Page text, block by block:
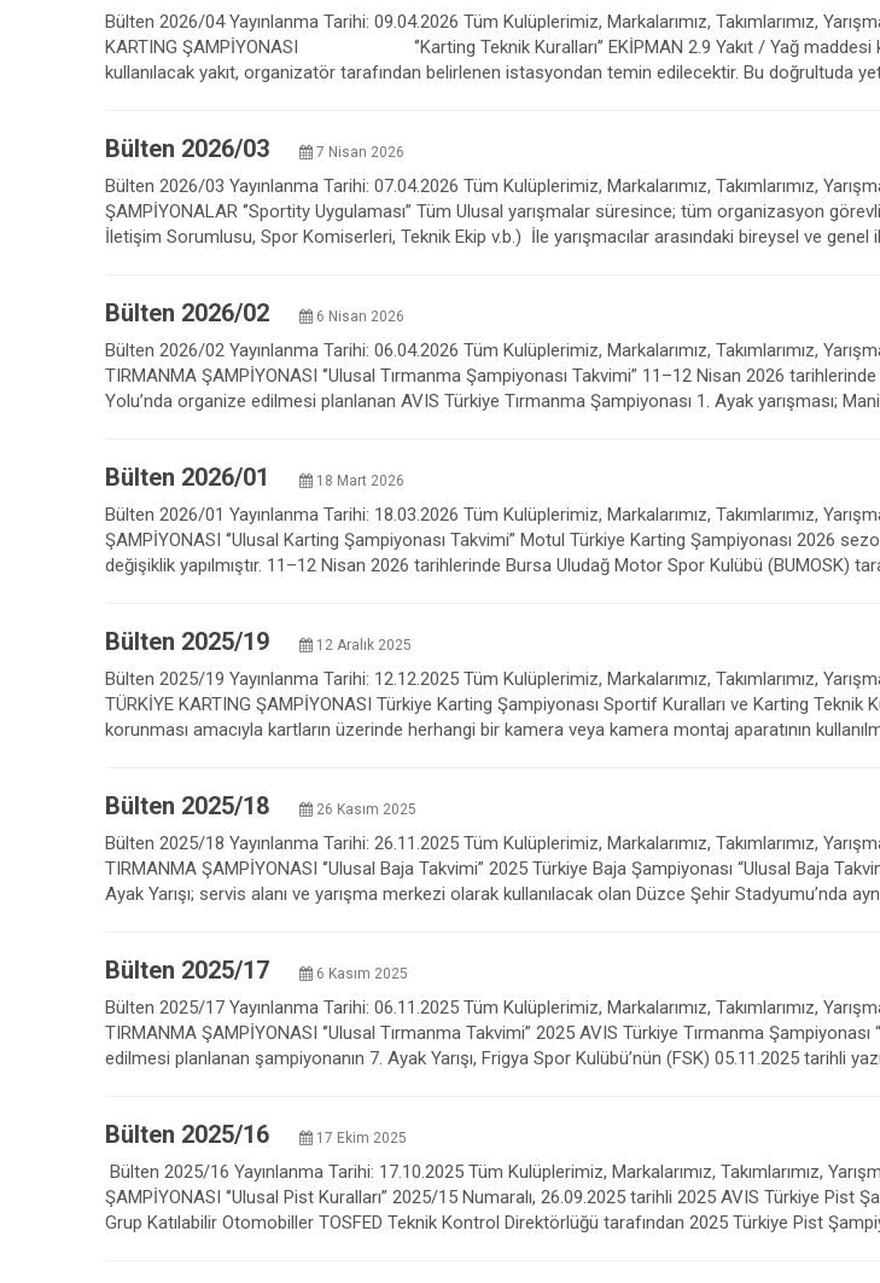
Bülten 2026/04 Yayınlanma Tarihi: 09.04.2026 Tüm Kulüplerimiz, Markalarımız, Takımlarımız,
KARTING ŞAMPİYONASI ‘’Karting Teknik Kuralları’’ EKİPMAN 2.9 Yakıt / Yağ maddesi
kullanılacak yakıt, organizatör tarafından belirlenen istasyondan temin edilecektir. Bu doğrultuda
Bülten 2026/03 7 Nisan 2026
Bülten 2026/03 Yayınlanma Tarihi: 07.04.2026 Tüm Kulüplerimiz, Markalarımız, Takımlarımız,
ŞAMPİYONALAR ‘’Sportity Uygulaması” Tüm Ulusal yarışmalar süresince; tüm organizasyon
İletişim Sorumlusu, Spor Komiserleri, Teknik Ekip v.b.) İle yarışmacılar arasındaki bireysel ve
Bülten 2026/02 6 Nisan 2026
Bülten 2026/02 Yayınlanma Tarihi: 06.04.2026 Tüm Kulüplerimiz, Markalarımız, Takımlarımız,
TIRMANMA ŞAMPİYONASI ‘’Ulusal Tırmanma Şampiyonası Takvimi” 11–12 Nisan 2026
Yolu’nda organize edilmesi planlanan AVIS Türkiye Tırmanma Şampiyonası 1. Ayak yarışması;
Bülten 2026/01 18 Mart 2026
Bülten 2026/01 Yayınlanma Tarihi: 18.03.2026 Tüm Kulüplerimiz, Markalarımız, Takımlarımız,
ŞAMPİYONASI ‘’Ulusal Karting Şampiyonası Takvimi” Motul Türkiye Karting Şampiyonası 2026
değişiklik yapılmıştır. 11–12 Nisan 2026 tarihlerinde Bursa Uludağ Motor Spor Kulübü (BUMOSK)
Bülten 2025/19 12 Aralık 2025
Bülten 2025/19 Yayınlanma Tarihi: 12.12.2025 Tüm Kulüplerimiz, Markalarımız, Takımlarımız,
TÜRKİYE KARTING ŞAMPİYONASI Türkiye Karting Şampiyonası Sportif Kuralları ve Karting
korunması amacıyla kartların üzerinde herhangi bir kamera veya kamera montaj aparatının
Bülten 2025/18 26 Kasım 2025
Bülten 2025/18 Yayınlanma Tarihi: 26.11.2025 Tüm Kulüplerimiz, Markalarımız, Takımlarımız,
TIRMANMA ŞAMPİYONASI ‘’Ulusal Baja Takvimi” 2025 Türkiye Baja Şampiyonası “Ulusal Baja
Ayak Yarışı; servis alanı ve yarışma merkezi olarak kullanılacak olan Düzce Şehir Stadyumu’nda
Bülten 2025/17 6 Kasım 2025
Bülten 2025/17 Yayınlanma Tarihi: 06.11.2025 Tüm Kulüplerimiz, Markalarımız, Takımlarımız,
TIRMANMA ŞAMPİYONASI ‘’Ulusal Tırmanma Takvimi” 2025 AVIS Türkiye Tırmanma
edilmesi planlanan şampiyonanın 7. Ayak Yarışı, Frigya Spor Kulübü’nün (FSK) 05.11.2025 tarihli
Bülten 2025/16 17 Ekim 2025
Bülten 2025/16 Yayınlanma Tarihi: 17.10.2025 Tüm Kulüplerimiz, Markalarımız, Takımlarımız,
ŞAMPİYONASI ‘’Ulusal Pist Kuralları” 2025/15 Numaralı, 26.09.2025 tarihli 2025 AVIS Türkiye
Grup Katılabilir Otomobiller TOSFED Teknik Kontrol Direktörlüğü tarafından 2025 Türkiye Pist